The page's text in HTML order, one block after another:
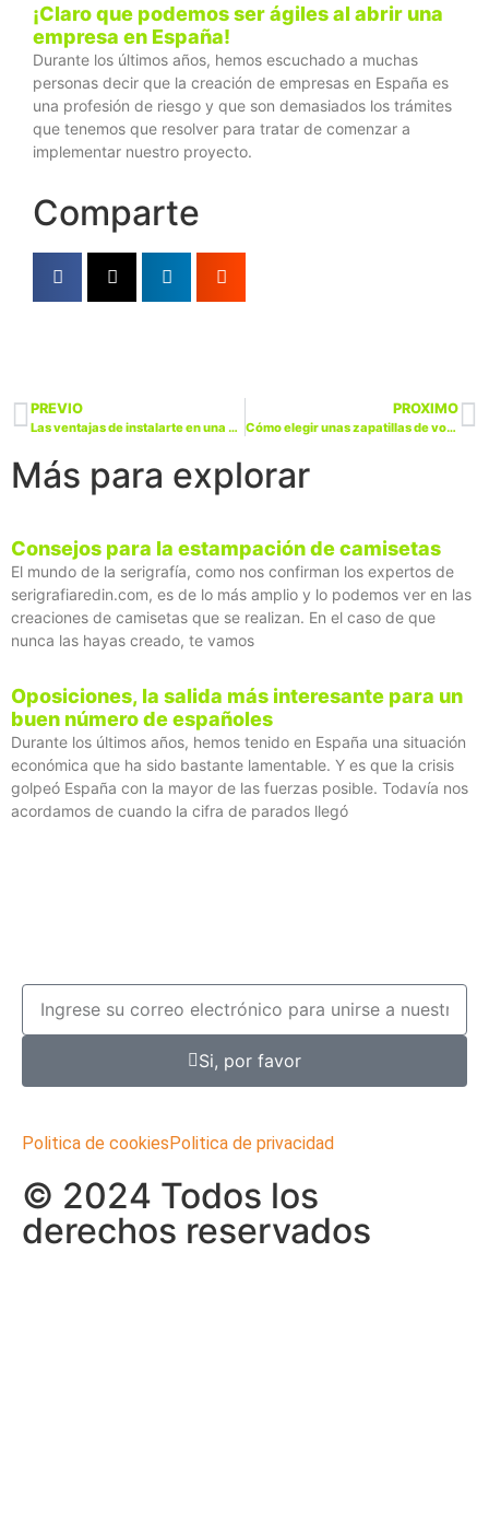
¡Claro que podemos ser ágiles al abrir una
empresa en España!
Durante los últimos años, hemos escuchado a muchas
personas decir que la creación de empresas en España es
una profesión de riesgo y que son demasiados los trámites
que tenemos que resolver para tratar de comenzar a
implementar nuestro proyecto.
Comparte
PREVIO
Las ventajas de instalarte en una casa rural en vacaciones
PROXIMO
Cómo elegir unas zapatillas de voleibol
Más para explorar
Consejos para la estampación de camisetas
El mundo de la serigrafía, como nos confirman los expertos de
serigrafiaredin.com, es de lo más amplio y lo podemos ver en las
creaciones de camisetas que se realizan. En el caso de que
nunca las hayas creado, te vamos
Oposiciones, la salida más interesante para un
buen número de españoles
Durante los últimos años, hemos tenido en España una situación
económica que ha sido bastante lamentable. Y es que la crisis
golpeó España con la mayor de las fuerzas posible. Todavía nos
acordamos de cuando la cifra de parados llegó
Si, por favor
Politica de cookiesPolitica de privacidad
© 2024 Todos los
derechos reservados